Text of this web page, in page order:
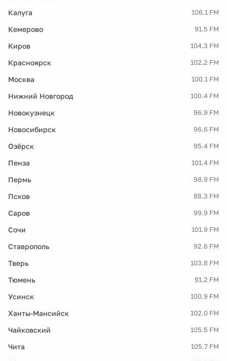
Калуга 106.1 FM
Кемерово 91.5 FM
Киров 104.3 FM
Красноярск 102.2 FM
Москва 100.1 FM
Нижний Новгород 100.4 FM
Новокузнецк 96.9 FM
Новосибирск 96.6 FM
Озёрск 95.4 FM
Пенза 101.4 FM
Пермь 98.9 FM
Псков 88.3 FM
Саров 99.9 FM
Сочи 101.9 FM
Ставрополь 92.6 FM
Тверь 103.8 FM
Тюмень 91.2 FM
Усинск 100.9 FM
Ханты-Мансийск 102.0 FM
Чайковский 105.5 FM
Чита 105.7 FM